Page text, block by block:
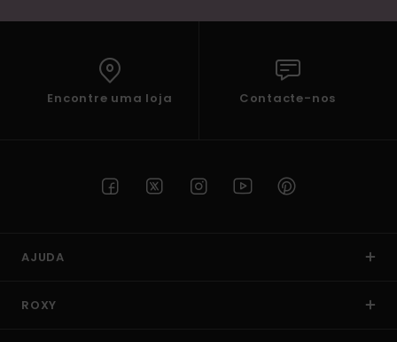
Encontre uma loja Contacte-nos
AJUDA
ROXY